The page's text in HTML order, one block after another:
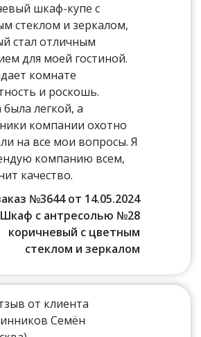
шкаф-купе с
стеклом и зеркалом,
стал отличным
для моей гостиной.
комнате
и роскошь.
легкой, а
компании охотно
на все мои вопросы. Я
компанию всем,
качество.
№3644 от 14.05.2024
Шкаф с антресолью №28
коричневый с цветным
стеклом и зеркалом